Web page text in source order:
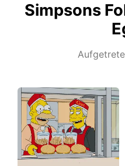
Simpsons